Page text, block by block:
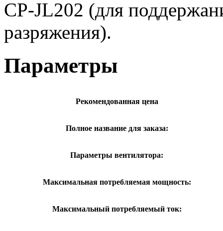
CP-JL202 (для
разряжения).
Параметры
Рекомендованная цена
Полное название для заказа:
Параметры вентилятора:
Максимальная потребляемая мощность:
Максимальный потребляемый ток: